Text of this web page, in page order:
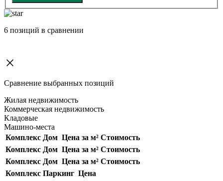
6 позиций в сравнении
Сравнение выбранных позиций
Жилая недвижимость
Коммерческая недвижимость
Кладовые
Машино-места
Комплекс Дом Цена за м² Стоимость
Комплекс Дом Цена за м² Стоимость
Комплекс Дом Цена за м² Стоимость
Комплекс Паркинг Цена